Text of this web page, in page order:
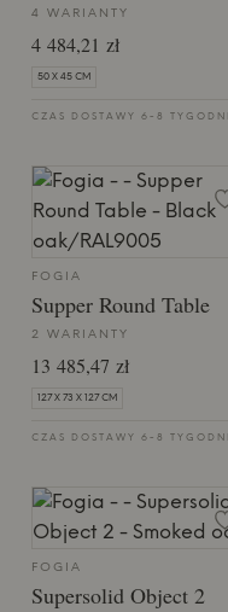
4 WARIANTY
4 484,21 zł
50 X 45 CM
CZAS DOSTAWY 6-8 TYGODNI
FOGIA
Supper Round Table
2 WARIANTY
13 485,47 zł
127 X 73 X 127 CM
CZAS DOSTAWY 6-8 TYGODNI
FOGIA
Supersolid Object 2